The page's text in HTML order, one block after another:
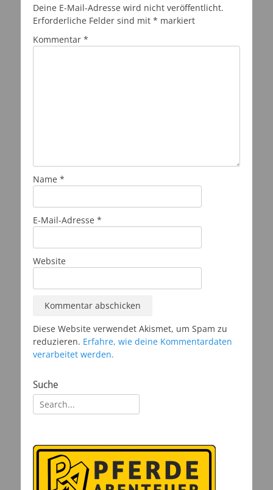
Deine E-Mail-Adresse wird nicht veröffentlicht.
Erforderliche Felder sind mit * markiert
Kommentar *
Name *
E-Mail-Adresse *
Website
Diese Website verwendet Akismet, um Spam zu
reduzieren. Erfahre, wie deine Kommentardaten
verarbeitet werden.
Suche
Suchen
nach: